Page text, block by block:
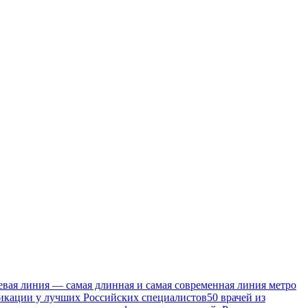
линия — самая длинная и самая современная линия метро
у лучших Российских специалистов50 врачей из